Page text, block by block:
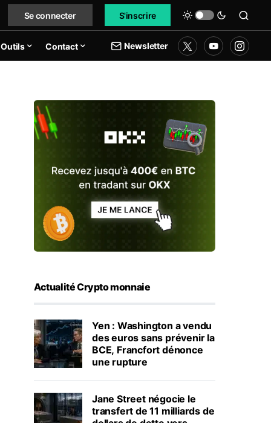
Se connecter S'inscrire
Outils Contact Newsletter
Actualité Crypto monnaie
Yen : Washington a vendu
des euros sans prévenir la
BCE, Francfort dénonce
une rupture
Jane Street négocie le
transfert de 11 milliards de